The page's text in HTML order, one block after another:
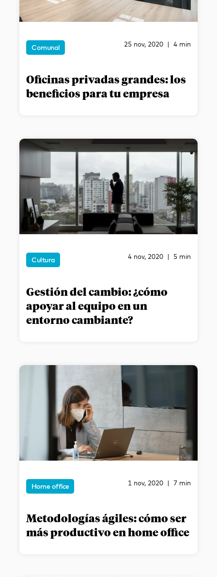
Comunal 25 nov, 2020 | 4 min
Oficinas privadas grandes: los
beneficios para tu empresa
Cultura 4 nov, 2020 | 5 min
Gestión del cambio: ¿cómo
apoyar al equipo en un
entorno cambiante?
Home office 1 nov, 2020 | 7 min
Metodologías ágiles: cómo ser
más productivo en home office